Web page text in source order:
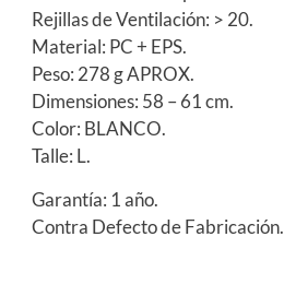
Rejillas de Ventilación: > 20.
Material: PC + EPS.
Peso: 278 g APROX.
Dimensiones: 58 – 61 cm.
Color: BLANCO.
Talle: L.
Garantía: 1 año.
Contra Defecto de Fabricación.